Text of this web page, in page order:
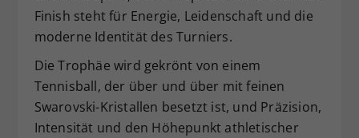
Finish steht für Energie, Leidenschaft und die
moderne Identität des Turniers.
Die Trophäe wird gekrönt von einem
Tennisball, der über und über mit feinen
Swarovski-Kristallen besetzt ist, und Präzision,
Intensität und den Höhepunkt athletischer